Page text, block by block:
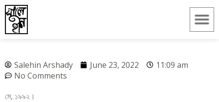
Salehin Arshady June 23, 2022
11:09 am
No Comments
মে, ১৯৯২।